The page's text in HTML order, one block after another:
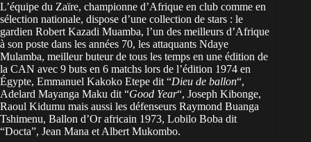
L’équipe du Zaïre, championne d’Afrique en club comme en
sélection nationale, dispose d’une collection de stars : le
gardien Robert Kazadi Muamba, l’un des meilleurs d’Afrique
à son poste dans les années 70, les attaquants Ndaye
Mulamba, meilleur buteur de tous les temps en une édition de
la CAN avec 9 buts en 6 matchs lors de l’édition 1974 en
Égypte, Emmanuel Kakoko Etepe dit “Dieu de ballon“,
Adelard Mayanga Maku dit “Good Year“, Joseph Kibonge,
Raoul Kidumu mais aussi les défenseurs Raymond Buanga
Tshimenu, Ballon d’Or africain 1973, Lobilo Boba dit
“Docta”, Jean Mana et Albert Mukombo.